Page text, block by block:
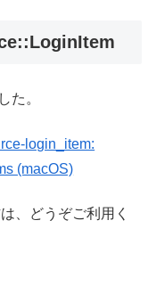
た。
login_item:
(macOS)
、どうぞご利用く